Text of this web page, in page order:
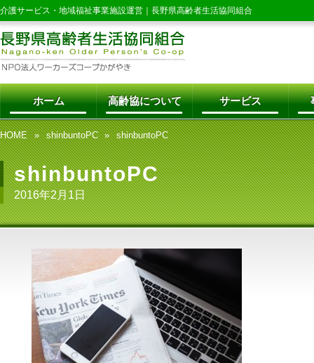
介護サービス・地域福祉事業施設運営｜ 長野県高齢者生活協同組合
ホーム 高齢協について サービス
HOME shinbuntoPC shinbuntoPC
shinbuntoPC
2016年2月1日